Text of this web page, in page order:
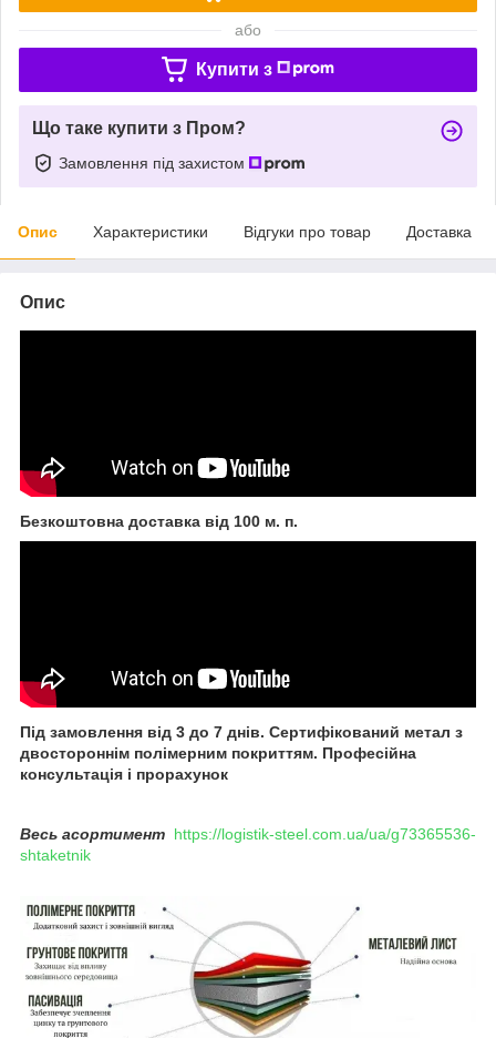
або
Купити з
Що таке купити з Пром?
Замовлення під захистом
Опис Характеристики Відгуки про товар Доставка
Опис
Безкоштовна доставка від 100 м. п.
Під замовлення від 3 до 7 днів. Сертифікований метал з
двостороннім полімерним покриттям. Професійна
консультація і прорахунок
Весь асортимент https://logistik-steel.com.ua/ua/g73365536-
shtaketnik